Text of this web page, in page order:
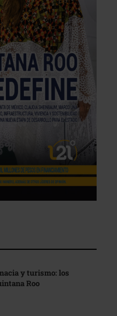
y turismo: los
Roo